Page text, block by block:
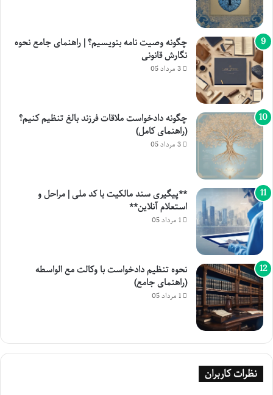
چگونه وصیت نامه بنویسیم؟ | راهنمای جامع نحوه
نگارش قانونی
3 مرداد 05
چگونه دادخواست ملاقات فرزند بالغ تنظیم کنیم؟
(راهنمای کامل)
3 مرداد 05
**پیگیری سند مالکیت با کد ملی | مراحل و
استعلام آنلاین**
1 مرداد 05
نحوه تنظیم دادخواست با وکالت مع الواسطه
(راهنمای جامع)
1 مرداد 05
نظرات کاربران